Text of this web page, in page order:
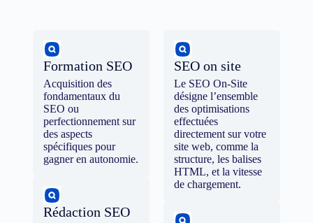
Formation SEO
Acquisition des
fondamentaux du
SEO ou
perfectionnement sur
des aspects
spécifiques pour
gagner en autonomie.
Rédaction SEO
SEO on site
Le SEO On-Site
désigne l’ensemble
des optimisations
effectuées
directement sur votre
site web, comme la
structure, les balises
HTML, et la vitesse
de chargement.